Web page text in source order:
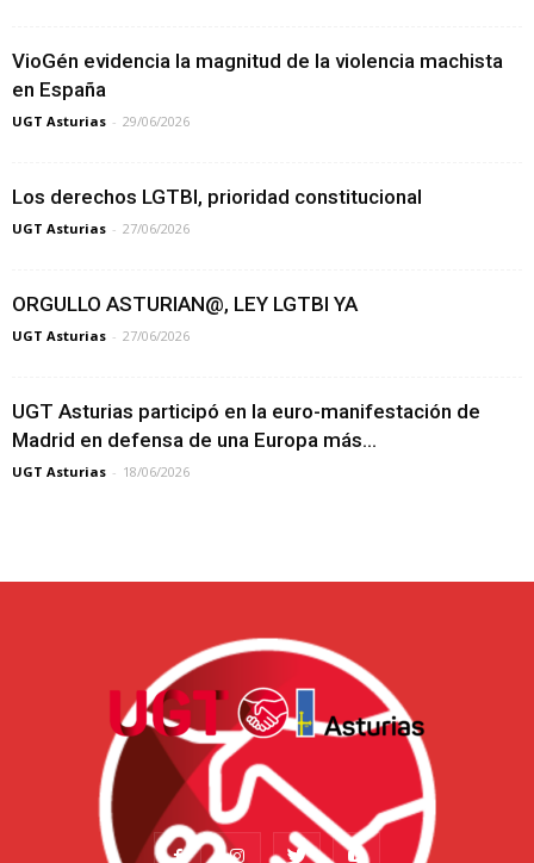
VioGén evidencia la magnitud de la violencia machista
en España
UGT Asturias - 29/06/2026
Los derechos LGTBI, prioridad constitucional
UGT Asturias - 27/06/2026
ORGULLO ASTURIAN@, LEY LGTBI YA
UGT Asturias - 27/06/2026
UGT Asturias participó en la euro-manifestación de
Madrid en defensa de una Europa más...
UGT Asturias - 18/06/2026